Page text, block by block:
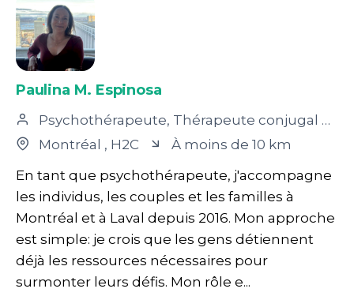
Paulina M. Espinosa
Psychothérapeute, Thérapeute conjugal et familial
Montréal , H2C
À moins de 10 km
En tant que psychothérapeute, j'accompagne
les individus, les couples et les familles à
Montréal et à Laval depuis 2016. Mon approche
est simple: je crois que les gens détiennent
déjà les ressources nécessaires pour
surmonter leurs défis. Mon rôle e...